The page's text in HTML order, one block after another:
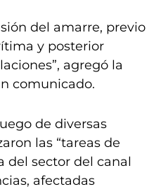
del amarre, previo
y posterior
agregó la
comunicado.
de diversas
las “tareas de
del sector del canal
afectadas